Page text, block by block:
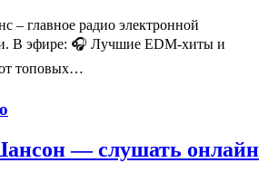
– главное радио электронной
В эфире: 🎧 Лучшие EDM-хиты и
топовых…
— слушать онлайн